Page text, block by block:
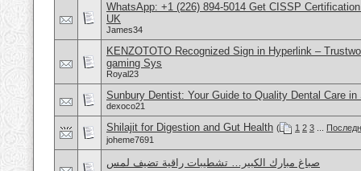
WhatsApp: +1 (226) 894-5014​ Get CISSP
UK
James34
KENZOTOTO Recognized Sign in Hyperlink –
gaming Sys
Royal23
Sunbury Dentist: Your Guide to Quality Dental Care in
dexoco21
Shilajit for Digestion and Gut Health ( 1 2 3
joheme7691